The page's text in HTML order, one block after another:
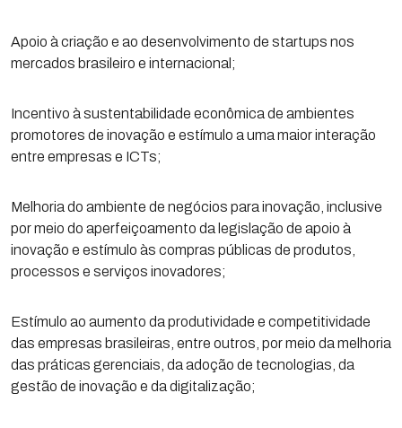
Apoio à criação e ao desenvolvimento de startups nos
mercados brasileiro e internacional;
Incentivo à sustentabilidade econômica de ambientes
promotores de inovação e estímulo a uma maior interação
entre empresas e ICTs;
Melhoria do ambiente de negócios para inovação, inclusive
por meio do aperfeiçoamento da legislação de apoio à
inovação e estímulo às compras públicas de produtos,
processos e serviços inovadores;
Estímulo ao aumento da produtividade e competitividade
das empresas brasileiras, entre outros, por meio da melhoria
das práticas gerenciais, da adoção de tecnologias, da
gestão de inovação e da digitalização;